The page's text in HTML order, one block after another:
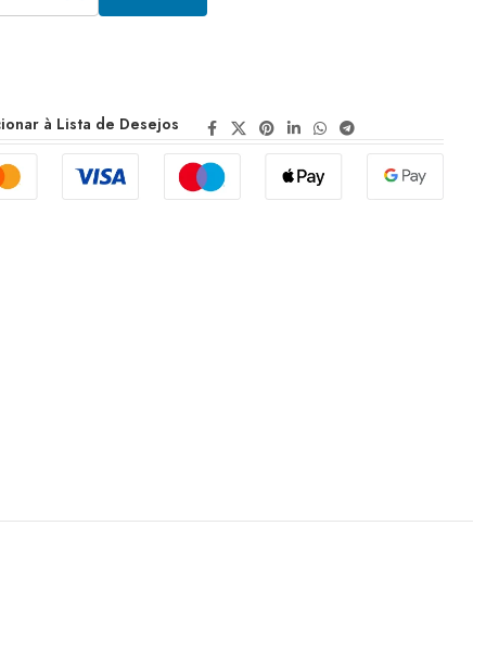
à Lista de Desejos